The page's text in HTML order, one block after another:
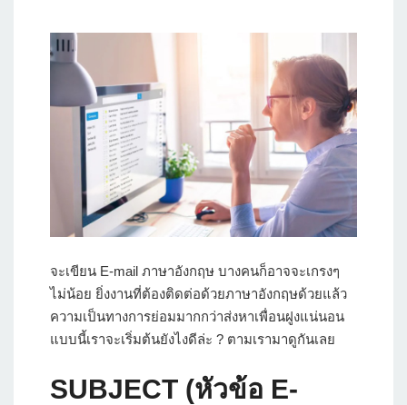
จะเขียน E-mail ภาษาอังกฤษ บางคนก็อาจจะเกรงๆ
ไม่น้อย ยิ่งงานที่ต้องติดต่อด้วยภาษาอังกฤษด้วยแล้ว
ความเป็นทางการย่อมมากกว่าส่งหาเพื่อนฝูงแน่นอน
แบบนี้เราจะเริ่มต้นยังไงดีล่ะ ? ตามเรามาดูกันเลย
SUBJECT (หัวข้อ E-